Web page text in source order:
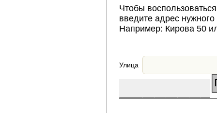
Чтобы
введите адрес
Например: Кирова 50
Улица